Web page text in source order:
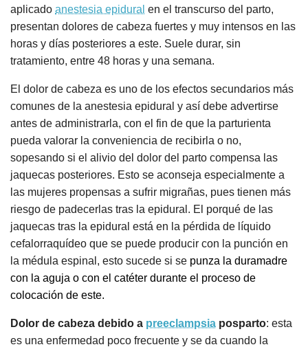
aplicado anestesia epidural en el transcurso del parto,
presentan dolores de cabeza fuertes y muy intensos en las
horas y días posteriores a este. Suele durar, sin
tratamiento, entre 48 horas y una semana.
El dolor de cabeza es uno de los efectos secundarios más
comunes de la anestesia epidural y así debe advertirse
antes de administrarla, con el fin de que la parturienta
pueda valorar la conveniencia de recibirla o no,
sopesando si el alivio del dolor del parto compensa las
jaquecas posteriores. Esto se aconseja especialmente a
las mujeres propensas a sufrir migrañas, pues tienen más
riesgo de padecerlas tras la epidural. El porqué de las
jaquecas tras la epidural está en la pérdida de líquido
cefalorraquídeo que se puede producir con la punción en
la médula espinal, esto sucede si se punza la duramadre
con la aguja o con el catéter durante el proceso de
colocación de este.
Dolor de cabeza debido a preeclampsia posparto: esta
es una enfermedad poco frecuente y se da cuando la